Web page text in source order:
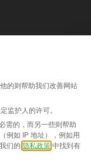
的则帮助我们改善网站
监护人的许可。
需的，而另一些则帮助
例如 IP 地址），例如用
们的 隐私政策 中找到有